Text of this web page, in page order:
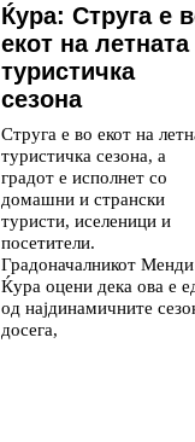
Ќура: Струга е
екот на летната
туристичка
сезона
Струга е во екот на
туристичка сезона, а
градот е исполнет со
домашни и странски
туристи, иселеници и
посетители.
Градоначалникот Менди
Ќура оцени дека ова е
од најдинамичните
досега,